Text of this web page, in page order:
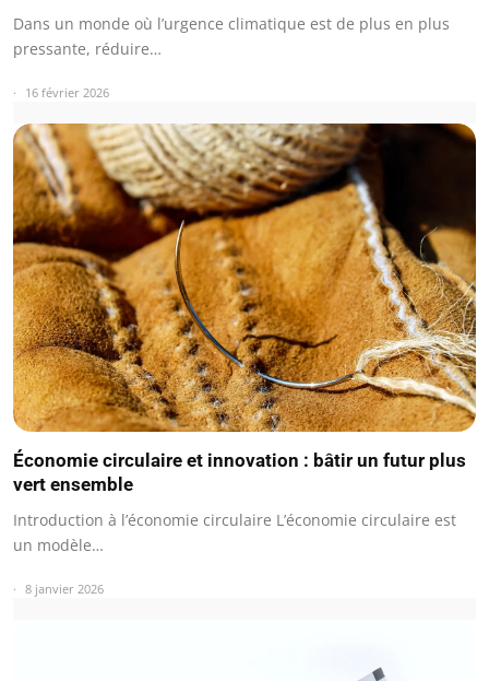
Dans un monde où l’urgence climatique est de plus en plus
pressante, réduire…
16 février 2026
Économie circulaire et innovation : bâtir un futur plus
vert ensemble
Introduction à l’économie circulaire L’économie circulaire est
un modèle…
8 janvier 2026